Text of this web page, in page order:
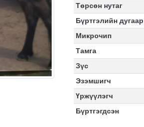
Төрсөн нутаг
Бүртгэлийн дугаар
Микрочип
Тамга
Зүс
Эзэмшигч
Үржүүлэгч
Бүртгэгдсэн